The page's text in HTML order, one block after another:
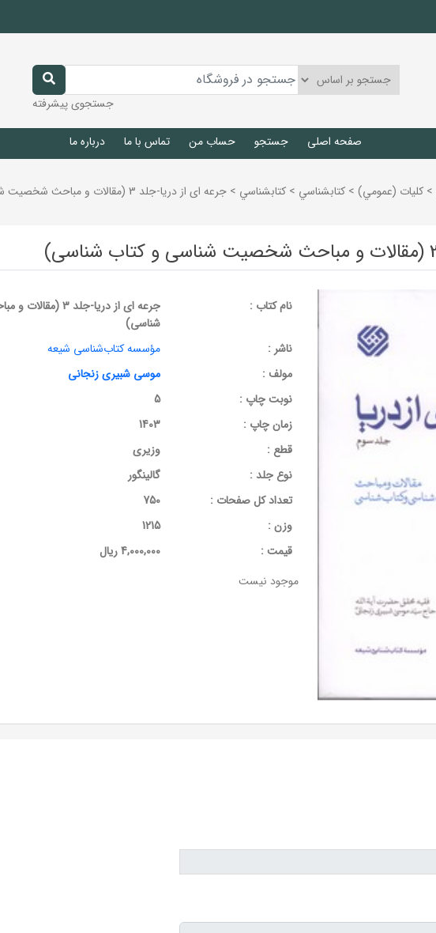
جستجوی پیشرفته
صفحه اصلی جستجو حساب من تماس با ما درباره ما
> كليات (عمومي) > كتابشناسي > كتابشناسي > جرعه ‌ای از دریا-جلد 3 (مقالات و مباحث شخصیت ‌شناسی و کتاب‌ شناسی)
نام کتاب :
جرعه ‌ای از دریا-
شناسی)
ناشر :
مؤسسه کتاب‌شناسی شیعه
مولف :
موسی شبیری زنجانی
نوبت چاپ :
5
زمان چاپ :
1403
قطع :
وزیری
نوع جلد :
گالینگور
تعداد کل صفحات :
750
وزن :
1215
قيمت :
4,000,000 ریال
موجود نیست